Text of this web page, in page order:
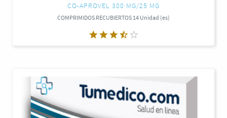
CO-APROVEL 300 MG/25 MG
COMPRIMIDOS RECUBIERTOS 14 Unidad (es)